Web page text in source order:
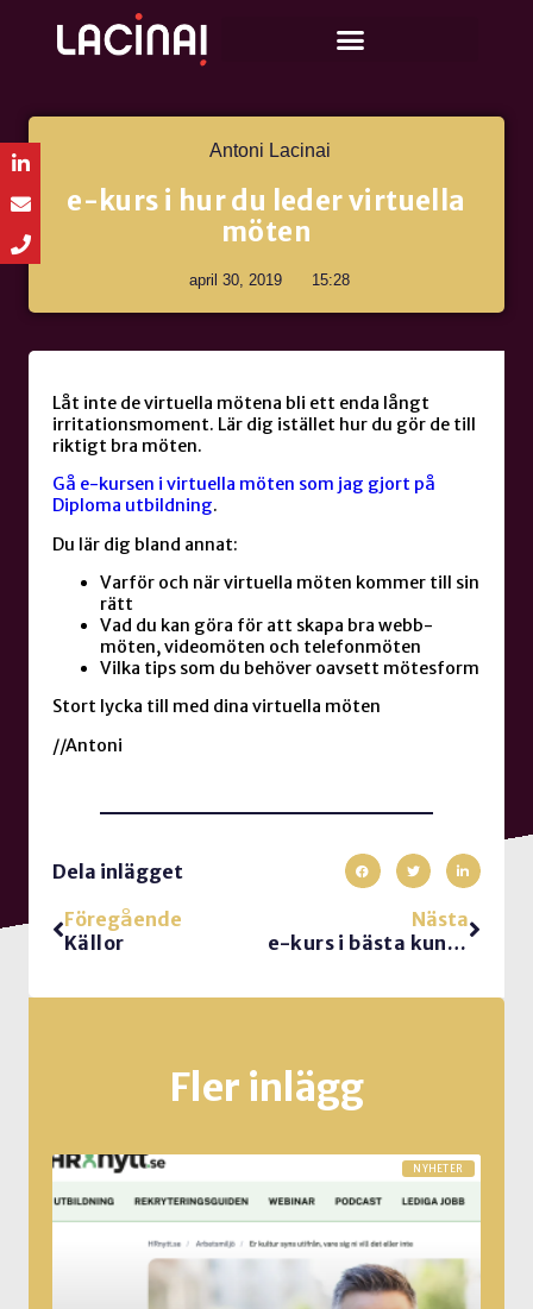
Antoni Lacinai
e-kurs i hur du leder virtuella
möten
april 30, 2019 15:28
Låt inte de virtuella mötena bli ett enda långt
irritationsmoment. Lär dig istället hur du gör de till
riktigt bra möten.
Gå e-kursen i virtuella möten som jag gjort på
Diploma utbildning.
Du lär dig bland annat:
Varför och när virtuella möten kommer till sin
rätt
Vad du kan göra för att skapa bra webb-
möten, videomöten och telefonmöten
Vilka tips som du behöver oavsett mötesform
Stort lycka till med dina virtuella möten
//Antoni
Dela inlägget
Föregående
Källor
Nästa
e-kurs i bästa kundmötet
Fler inlägg
NYHETER